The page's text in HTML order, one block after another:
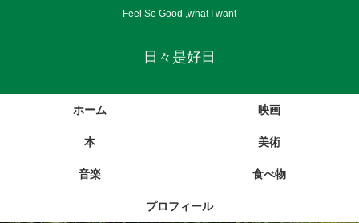
Feel So Good ,what I want
日々是好日
ホーム 映画
本 美術
音楽 食べ物
プロフィール